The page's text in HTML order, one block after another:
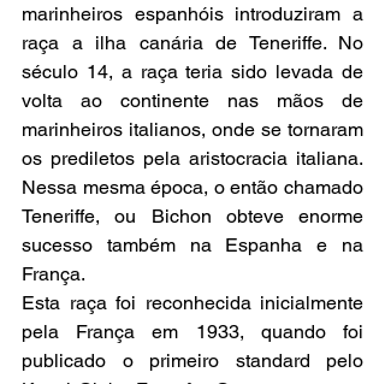
marinheiros espanhóis introduziram a
raça a ilha canária de Teneriffe. No
século 14, a raça teria sido levada de
volta ao continente nas mãos de
marinheiros italianos, onde se tornaram
os prediletos pela aristocracia italiana.
Nessa mesma época, o então chamado
Teneriffe, ou Bichon obteve enorme
sucesso também na Espanha e na
França.
Esta raça foi reconhecida inicialmente
pela França em 1933, quando foi
publicado o primeiro standard pelo